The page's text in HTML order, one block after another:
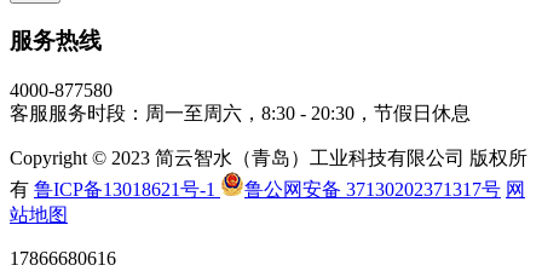
服务热线
4000-877580
客服服务时段：周一至周六，8:30 - 20:30，节假日休息
Copyright © 2023 简云智水（青岛）工业科技有限公司 版权所
有 鲁ICP备13018621号-1 鲁公网安备 37130202371317号 网
站地图
17866680616